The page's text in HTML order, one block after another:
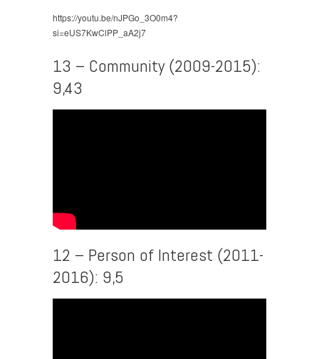
https://youtu.be/nJPGo_3O0m4?
si=eUS7KwClPP_aA2j7
13 – Community (2009-2015):
9,43
12 – Person of Interest (2011-
2016): 9,5